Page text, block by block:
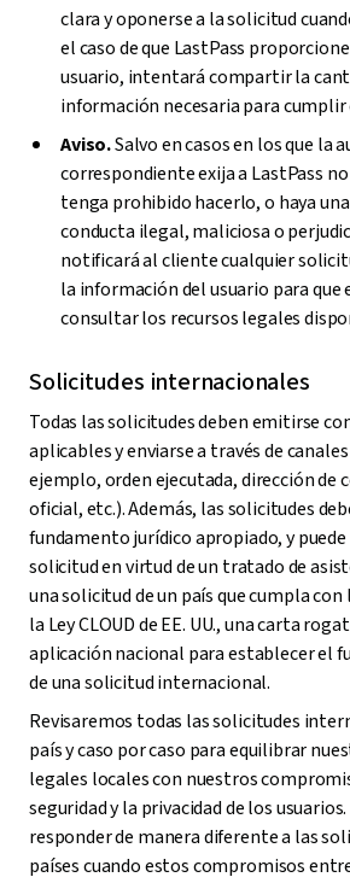
clara y oponerse a la solicitud
el caso de que LastPass
usuario, intentará compartir la
información necesaria para cumplir
Aviso.Salvo en casos en los que la
correspondiente exija a LastPass
tenga prohibido hacerlo, o haya
conducta ilegal, maliciosa o
notificará al cliente cualquier
la información del usuario para que
consultar los recursos legales
Solicitudes internacionales
Todas las solicitudes deben emitirse
aplicables y enviarse a través de
ejemplo, orden ejecutada, dirección de
oficial, etc.). Además, las solicitudes
fundamento jurídico apropiado, y
solicitud en virtud de un tratado de
una solicitud de un país que cumpla
la Ley CLOUD de EE. UU., una carta
aplicación nacional para establecer el
de una solicitud internacional.
Revisaremos todas las solicitudes
país y caso por caso para equilibrar
legales locales con nuestros
seguridad y la privacidad de los
responder de manera diferente a las
países cuando estos compromisos